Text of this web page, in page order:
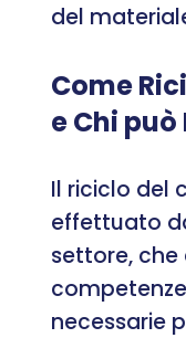
del
Come
e Chi può
Il riciclo del
effettuato
settore,
necessarie